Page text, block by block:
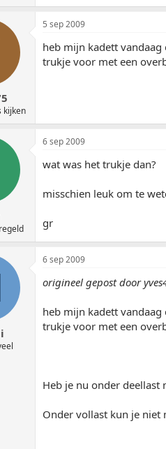
kijken
5 sep 2009
heb mijn kadett
trukje voor met een
6 sep 2009
wat was het trukje dan?
misschien leuk om te
gr
6 sep 2009
origineel gepost door
heb mijn kadett
trukje voor met een
Heb je nu onder deellast
Onder vollast kun je niet